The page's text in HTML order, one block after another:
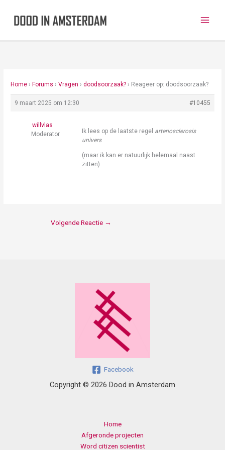
Home › Forums › Vragen › doodsoorzaak? › Reageer op: doodsoorzaak?
9 maart 2025 om 12:30 #10455
willvlas
Moderator
Ik lees op de laatste regel arteriosclerosis
univers
(maar ik kan er natuurlijk helemaal naast
zitten)
Volgende Reactie →
Facebook
Copyright © 2026 Dood in Amsterdam
Home
Afgeronde projecten
Word citizen scientist